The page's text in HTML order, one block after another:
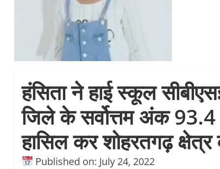
हंसिता ने हाई स्कूल सीबीएसई
जिले के सर्वोत्तम अंक
हासिल कर शोहरतगढ़ क्षेत्र
Published on: July 24, 2022